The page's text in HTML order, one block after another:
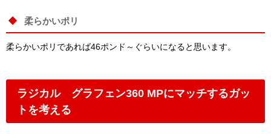
柔らかいポリ
柔らかいポリであれば46ポンド～ぐらいになると思います。
ラジカル グラフェン360 MPにマッチするガッ
トを考える